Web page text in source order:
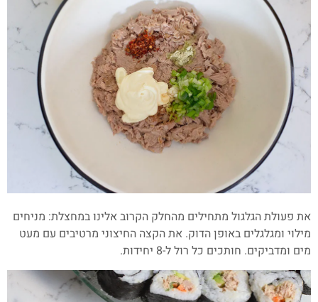
את פעולת הגלגול מתחילים מהחלק הקרוב אלינו במחצלת: מניחים
מילוי ומגלגלים באופן הדוק. את הקצה החיצוני מרטיבים עם מעט
מים ומדביקים. חותכים כל רול ל-8 יחידות.